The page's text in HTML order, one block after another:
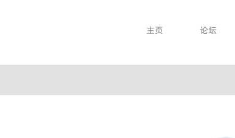
主页 论坛